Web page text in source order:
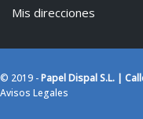
Mis direcciones
© 2019 -Papel Dispal S.L. |
Avisos Legales